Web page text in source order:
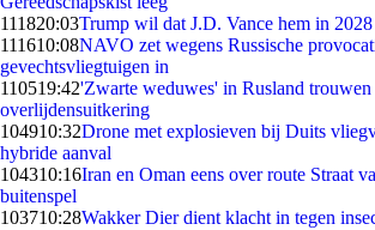
111820:03Trump wil dat J.D. Vance hem in
111610:08NAVO zet wegens Russische
gevechtsvliegtuigen in
110519:42'Zwarte weduwes' in Rusland
overlijdensuitkering
104910:32Drone met explosieven bij Duits
hybride aanval
104310:16Iran en Oman eens over route Straat
buitenspel
103710:28Wakker Dier dient klacht in tegen